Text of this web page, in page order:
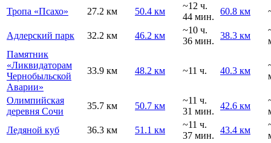
Тропа «Псахо»
27.2 км 50.4 км
~12 ч.
44 мин.
60.8 км
Адлерский парк 32.2 км 46.2 км
~10 ч.
36 мин.
38.3 км
Памятник
«Ликвидаторам
Чернобыльской
Аварии»
33.9 км 48.2 км ~11 ч. 40.3 км
Олимпийская
деревня Сочи
35.7 км 50.7 км
~11 ч.
31 мин.
42.6 км
Ледяной куб
36.3 км 51.1 км
~11 ч.
37 мин.
43.4 км